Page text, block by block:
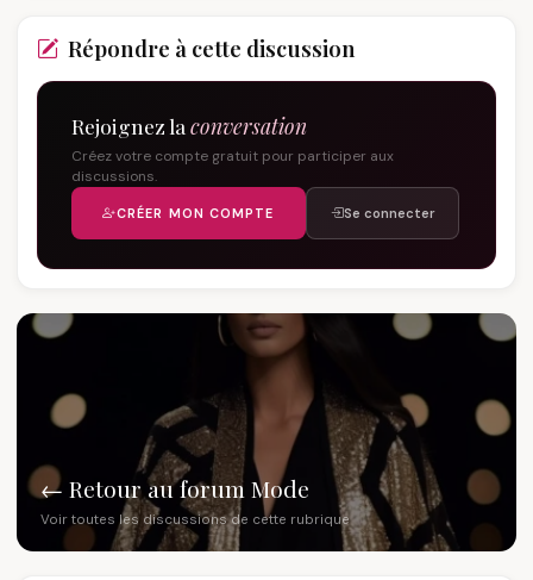
Répondre à cette discussion
Rejoignez la conversation
Créez votre compte gratuit pour participer aux
discussions.
CRÉER MON COMPTE Se connecter
← Retour au forum Mode
Voir toutes les discussions de cette rubrique